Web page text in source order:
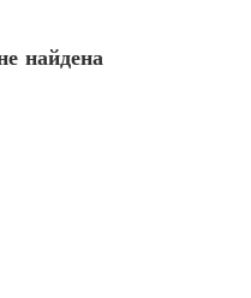
найдена